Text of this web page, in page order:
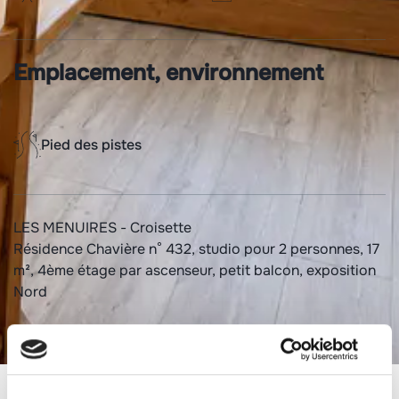
Emplacement, environnement
Pied des pistes
LES MENUIRES - Croisette
Résidence Chavière n° 432, studio pour 2 personnes, 17
m², 4ème étage par ascenseur, petit balcon, exposition
Nord
SERVICES DISPONIBLES SUR RESERVATION : ménage
de fin de séjour, linge (lit, toilette, cuisine...), services
para-hôteliers et autres prestations (sous réserve de